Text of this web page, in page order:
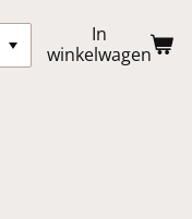
In
winkelwagen